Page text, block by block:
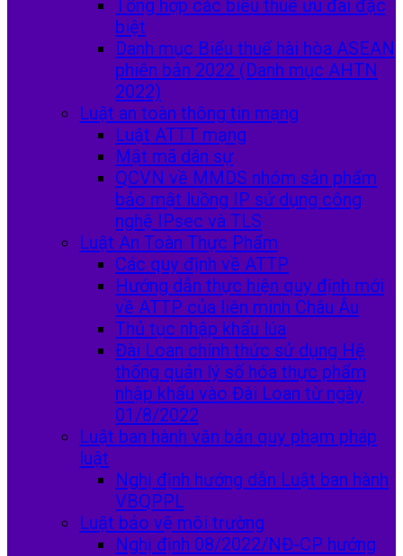
Tổng hợp các biểu thuế ưu đãi đặc
biệt
Danh mục Biểu thuế hài hòa ASEAN
phiên bản 2022 (Danh mục AHTN
2022)
Luật an toàn thông tin mạng
Luật ATTT mạng
Mật mã dân sự
QCVN về MMDS nhóm sản phẩm
bảo mật luồng IP sử dụng công
nghệ IPsec và TLS
Luật An Toàn Thực Phẩm
Các quy định về ATTP
Hướng dẫn thực hiện quy định mới
về ATTP của liên minh Châu Âu
Thủ tục nhập khẩu lúa
Đài Loan chính thức sử dụng Hệ
thống quản lý số hóa thực phẩm
nhập khẩu vào Đài Loan từ ngày
01/8/2022
Luật ban hành văn bản quy phạm pháp
luật
Nghị định hướng dẫn Luật ban hành
VBQPPL
Luật bảo vệ môi trường
Nghị định 08/2022/NĐ-CP hướng